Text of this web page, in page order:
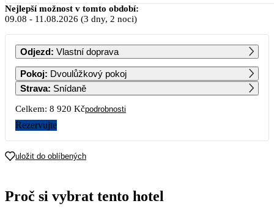
Srpen 2026
PO ÚT ST ČT PÁ SO NE
1 2
3 4 5 6 7 8 9
10
4 460 4 460 4 460 4 460 4 460
17 18
24 25 26 27
Nejlepší možnost v tomto období:
09.08 - 11.08.2026 (3 dny, 2 noci)
Odjezd: Vlastní doprava
Pokoj: Dvoulůžkový pokoj
Strava: Snídaně
Celkem: 8 920 Kčpodrobnosti
Rezervujte
uložit do oblíbených
Proč si vybrat tento hotel